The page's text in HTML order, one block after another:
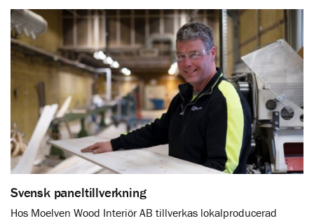
Svensk paneltillverkning
Hos Moelven Wood Interiör AB tillverkas lokalproducerad